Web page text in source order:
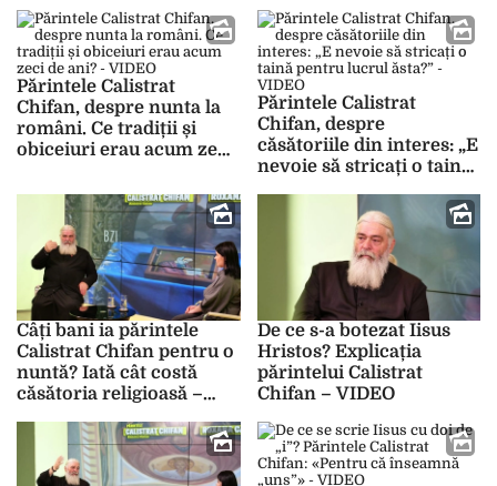
și al dragostei” – VIDEO
VIDEO
Părintele Calistrat
Chifan, despre nunta la
români. Ce tradiții și
obiceiuri erau acum zeci
Părintele Calistrat
Chifan, despre
căsătoriile din interes: „E
nevoie să stricați o taină
Câți bani ia părintele
Calistrat Chifan pentru o
nuntă? Iată cât costă
căsătoria religioasă –
De ce s-a botezat Iisus
Hristos? Explicația
părintelui Calistrat
Chifan – VIDEO